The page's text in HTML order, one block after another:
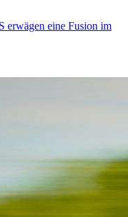
erwägen eine Fusion im